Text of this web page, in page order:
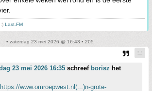
Last.FM
• zaterdag 23 mei 2026 @ 16:43 • 205
23 mei 2026 16:35 schreef borisz het
https://www.omroepwest.nl(...)n-grote-